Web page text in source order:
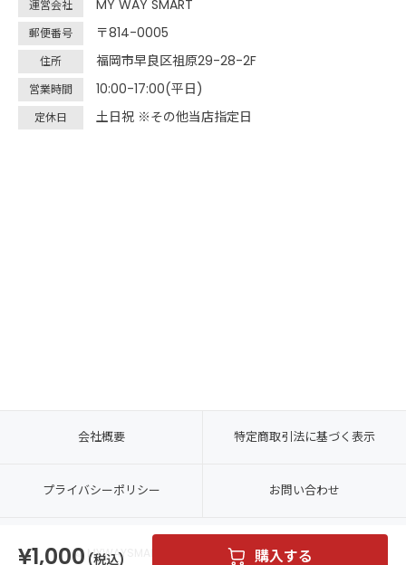
1,000 購入する
運営会社 MY WAY SMART
郵便番号 〒814-0005
住所 福岡市早良区祖原29-28-2F
営業時間 10:00-17:00(平日)
定休日 土日祝 ※その他当店指定日
会社概要 特定商取引法に基づく表示
プライバシーポリシー お問い合わせ
© MYWAYSMART CO., LTD. ALL RIGHTS RESERVED.